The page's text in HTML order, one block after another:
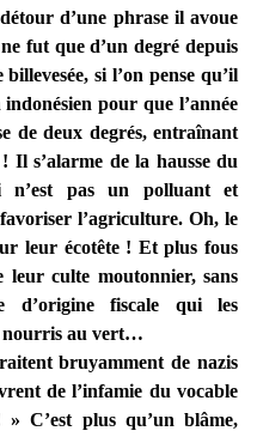
d’une phrase il avoue
fut que d’un degré depuis
si l’on pense qu’il
pour que l’année
de deux degrés, entraînant
Il s’alarme de la hausse du
n’est pas un polluant et
l’agriculture. Oh, le
leur écotête ! Et plus fous
leur culte moutonnier, sans
d’origine fiscale qui les
nourris au vert…
bruyamment de nazis
de l’infamie du vocable
C’est plus qu’un blâme,